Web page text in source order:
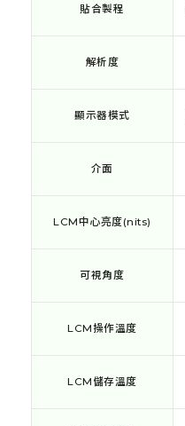
貼合製程
解析度
顯示器模式
介面
LCM中心亮度(nits)
可視角度
LCM操作溫度
LCM儲存溫度
貼合製程
解析度
顯示器模式
介面
LCM中心亮度(nits)
可視角度
LCM操作溫度
LCM儲存溫度